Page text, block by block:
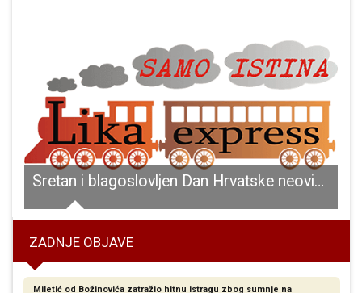
Sretan i blagoslovljen Dan Hrvatske neovisnosti želi Vam zajednica utemeljitelja HDZ-a “dr. Franjo Tuđman”
ZADNJE OBJAVE
Miletić od Božinovića zatražio hitnu istragu zbog sumnje na